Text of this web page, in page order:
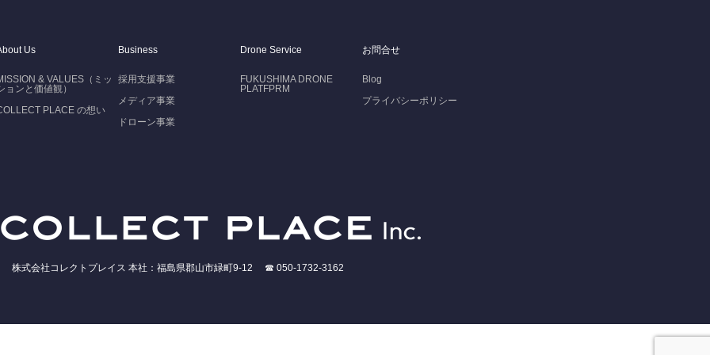
Us
& VALUES（ミッ
ョンと価値観）
PLACE の想い
Business
採用支援事業
メディア事業
ドローン事業
Drone Service
FUKUSHIMA DRONE
PLATFPRM
お問合せ
Blog
プライバシーポリシー
株式会社コレクトプレイス 本社：福島県郡山市緑町9-12 ☎ 050-1732-3162